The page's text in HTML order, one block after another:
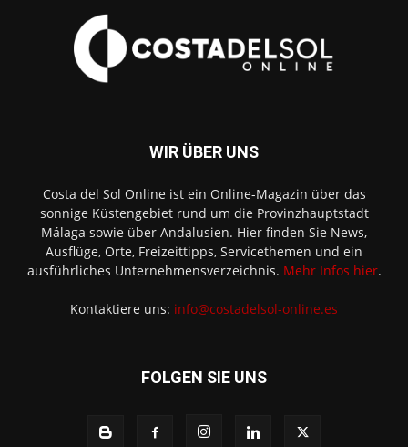
WIR ÜBER UNS
Costa del Sol Online ist ein Online-Magazin über das
sonnige Küstengebiet rund um die Provinzhauptstadt
Málaga sowie über Andalusien. Hier finden Sie News,
Ausflüge, Orte, Freizeittipps, Servicethemen und ein
ausführliches Unternehmensverzeichnis. Mehr Infos hier.
Kontaktiere uns: info@costadelsol-online.es
FOLGEN SIE UNS